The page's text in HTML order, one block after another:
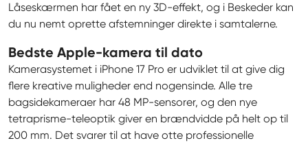
Låseskærmen har fået en ny 3D-effekt, og i Beskeder kan
du nu nemt oprette afstemninger direkte i samtalerne.
Bedste Apple-kamera til dato
Kamerasystemet i iPhone 17 Pro er udviklet til at give dig
flere kreative muligheder end nogensinde. Alle tre
bagsidekameraer har 48 MP-sensorer, og den nye
tetraprisme-teleoptik giver en brændvidde på helt op til
200 mm. Det svarer til at have otte professionelle